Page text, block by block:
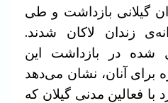
گیلانی بازداشت و طی
زندان لاکان شدند.
شده در بازداشت این
برای آنان، نشان می‌دهد
فعالین مدنی گیلان که